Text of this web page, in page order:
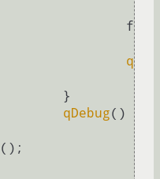
q
qDebug()
();